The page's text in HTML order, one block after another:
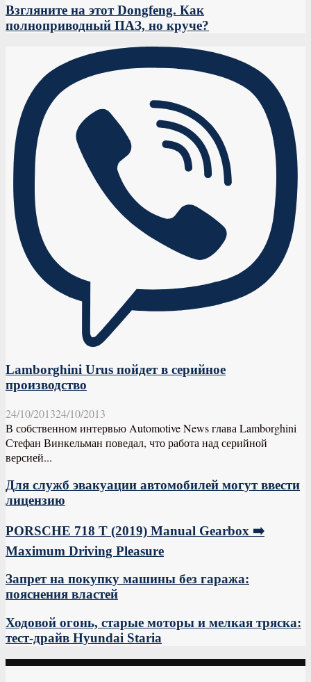
Взгляните на этот Dongfeng. Как
полноприводный ПАЗ, но круче?
Lamborghini Urus пойдет в серийное
производство
24/10/201324/10/2013
В собственном интервью Automotive News глава Lamborghini
Стефан Винкельман поведал, что работа над серийной
версией...
Для служб эвакуации автомобилей могут ввести
лицензию
PORSCHE 718 T (2019) Manual Gearbox ➡️
Maximum Driving Pleasure
Запрет на покупку машины без гаража:
пояснения властей
Ходовой огонь, старые моторы и мелкая тряска:
тест-драйв Hyundai Staria